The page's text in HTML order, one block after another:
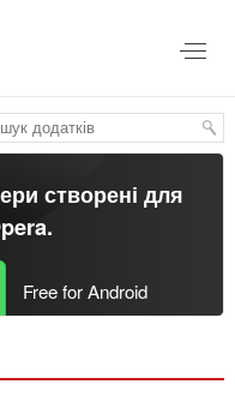
створені для
.
Free for Android